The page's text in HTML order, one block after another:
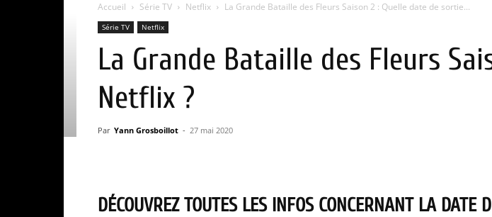
Accueil Série TV Netflix La Grande Bataille des Fleurs Saison 2 : Quelle date de sortie...
Série TV Netflix
La Grande Bataille des Fleurs
Netflix ?
Par Yann Grosboillot - 27 mai 2020
DÉCOUVREZ TOUTES LES INFOS CONCERNANT LA DATE